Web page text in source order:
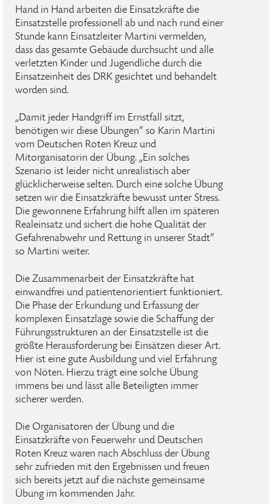
Hand in Hand arbeiten die Einsatzkräfte die
Einsatzstelle professionell ab und nach rund einer
Stunde kann Einsatzleiter Martini vermelden,
dass das gesamte Gebäude durchsucht und alle
verletzten Kinder und Jugendliche durch die
Einsatzeinheit des DRK gesichtet und behandelt
worden sind.
„Damit jeder Handgriff im Ernstfall sitzt,
benötigen wir diese Übungen“ so Karin Martini
vom Deutschen Roten Kreuz und
Mitorganisatorin der Übung. „Ein solches
Szenario ist leider nicht unrealistisch aber
glücklicherweise selten. Durch eine solche Übung
setzen wir die Einsatzkräfte bewusst unter Stress.
Die gewonnene Erfahrung hilft allen im späteren
Realeinsatz und sichert die hohe Qualität der
Gefahrenabwehr und Rettung in unserer Stadt“
so Martini weiter.
Die Zusammenarbeit der Einsatzkräfte hat
einwandfrei und patientenorientiert funktioniert.
Die Phase der Erkundung und Erfassung der
komplexen Einsatzlage sowie die Schaffung der
Führungsstrukturen an der Einsatzstelle ist die
größte Herausforderung bei Einsätzen dieser Art.
Hier ist eine gute Ausbildung und viel Erfahrung
von Nöten. Hierzu trägt eine solche Übung
immens bei und lässt alle Beteiligten immer
sicherer werden.
Die Organisatoren der Übung und die
Einsatzkräfte von Feuerwehr und Deutschen
Roten Kreuz waren nach Abschluss der Übung
sehr zufrieden mit den Ergebnissen und freuen
sich bereits jetzt auf die nächste gemeinsame
Übung im kommenden Jahr.